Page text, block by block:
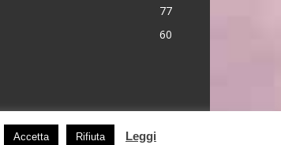
77
60
Accetta Rifiuta Leggi